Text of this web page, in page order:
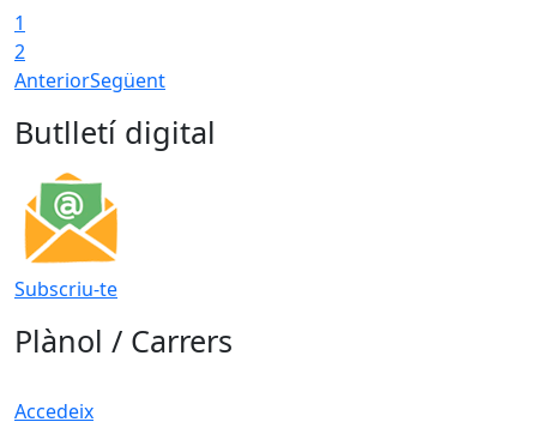
1
2
AnteriorSegüent
Butlletí digital
Subscriu-te
Plànol / Carrers
Accedeix